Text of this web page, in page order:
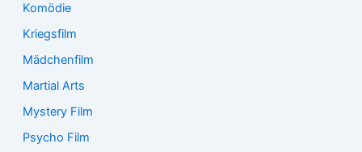
Komödie
Kriegsfilm
Mädchenfilm
Martial Arts
Mystery Film
Psycho Film